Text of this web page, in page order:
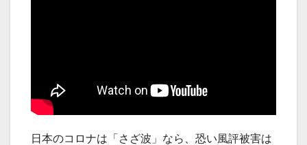
日本のコロナは「さざ波」なら、恐い風評被害は